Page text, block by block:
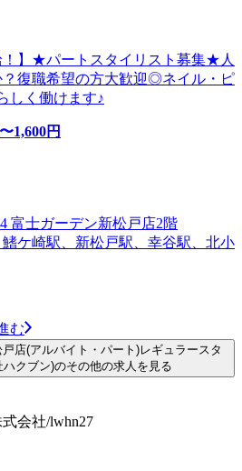
！】★パートスタイリスト募集★人
復職希望の方大歓迎◎ネイル・ピ
しく働けます♪
1,600円
富士ガーデン新松戸店2階
ケ崎駅、新松戸駅、幸谷駅、北小
む
店(アルバイト・パート)レギュラースタ
クブン)のその他の求人を見る
会社/lwhn27